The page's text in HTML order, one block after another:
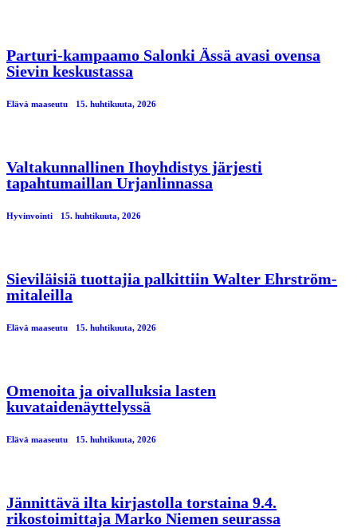
Parturi-kampaamo Salonki Ässä avasi ovensa
Sievin keskustassa
Elävä maaseutu 15. huhtikuuta, 2026
Valtakunnallinen Ihoyhdistys järjesti
tapahtumaillan Urjanlinnassa
Hyvinvointi 15. huhtikuuta, 2026
Sieviläisiä tuottajia palkittiin Walter Ehrström-
mitaleilla
Elävä maaseutu 15. huhtikuuta, 2026
Omenoita ja oivalluksia lasten
kuvataidenäyttelyssä
Elävä maaseutu 15. huhtikuuta, 2026
Jännittävä ilta kirjastolla torstaina 9.4.
rikostoimittaja Marko Niemen seurassa